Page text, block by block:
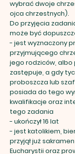
wybrać dwoje
ojca chrzestnych).
Do przyjęcia
może być
- jest wyznaczony
przyjmującego
jego rodziców, albo
zastępuje, a gdy
proboszcza lub
posiada do tego
kwalifikacje oraz
tego zadania
- ukończył 16 lat
- jest katolikiem,
przyjął już
Eucharystii oraz